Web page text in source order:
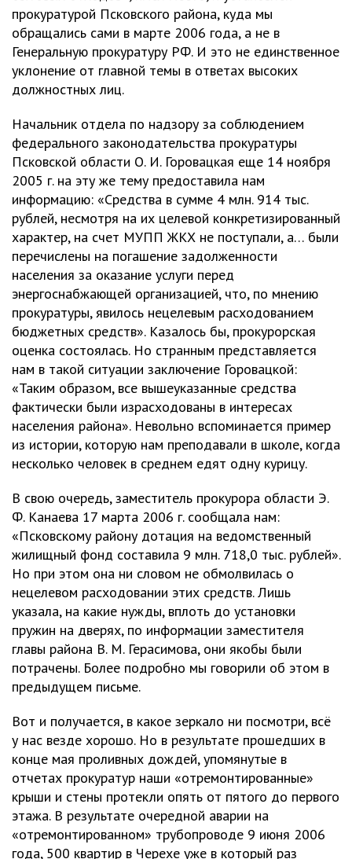
прокуратурой Псковского района, куда мы
обращались сами в марте 2006 года, а не в
Генеральную прокуратуру РФ. И это не единственное
уклонение от главной темы в ответах высоких
должностных лиц.
Начальник отдела по надзору за соблюдением
федерального законодательства прокуратуры
Псковской области О. И. Горовацкая еще 14 ноября
2005 г. на эту же тему предоставила нам
информацию: «Средства в сумме 4 млн. 914 тыс.
рублей, несмотря на их целевой конкретизированный
характер, на счет МУПП ЖКХ не поступали, а… были
перечислены на погашение задолженности
населения за оказание услуги перед
энергоснабжающей организацией, что, по мнению
прокуратуры, явилось нецелевым расходованием
бюджетных средств». Казалось бы, прокурорская
оценка состоялась. Но странным представляется
нам в такой ситуации заключение Горовацкой:
«Таким образом, все вышеуказанные средства
фактически были израсходованы в интересах
населения района». Невольно вспоминается пример
из истории, которую нам преподавали в школе, когда
несколько человек в среднем едят одну курицу.
В свою очередь, заместитель прокурора области Э.
Ф. Канаева 17 марта 2006 г. сообщала нам:
«Псковскому району дотация на ведомственный
жилищный фонд составила 9 млн. 718,0 тыс. рублей».
Но при этом она ни словом не обмолвилась о
нецелевом расходовании этих средств. Лишь
указала, на какие нужды, вплоть до установки
пружин на дверях, по информации заместителя
главы района В. М. Герасимова, они якобы были
потрачены. Более подробно мы говорили об этом в
предыдущем письме.
Вот и получается, в какое зеркало ни посмотри, всё
у нас везде хорошо. Но в результате прошедших в
конце мая проливных дождей, упомянутые в
отчетах прокуратур наши «отремонтированные»
крыши и стены протекли опять от пятого до первого
этажа. В результате очередной аварии на
«отремонтированном» трубопроводе 9 июня 2006
года, 500 квартир в Черехе уже в который раз